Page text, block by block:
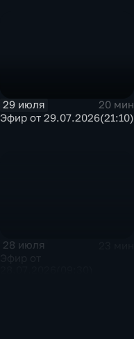
29 июля
20 мин
Эфир от 29.07.2026(21:10)
28 июля